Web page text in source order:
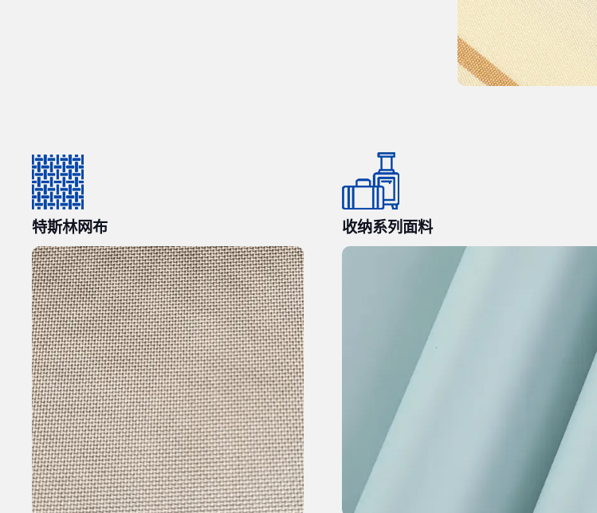
特斯林网布 收纳系列面料